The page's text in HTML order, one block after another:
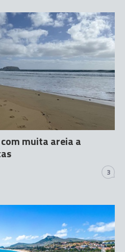
muita areia a
3